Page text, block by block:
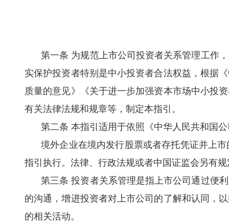
第一条 为规范上市公司投资者关系管理工作
实保护投资者特别是中小投资者合法权益，根据
质量的意见》《关于进一步加强资本市场中小投
有关法律法规和规章等，制定本指引。
第二条 本指引适用于依照《中华人民共和国
境外企业在境内发行股票或者存托凭证并上
指引执行。法律、行政法规或者中国证监会另有
第三条 投资者关系管理是指上市公司通过便
的沟通，增进投资者对上市公司的了解和认同，
的相关活动。